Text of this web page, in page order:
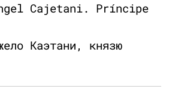
Cajetani. Príncipe
Каэтани, князю